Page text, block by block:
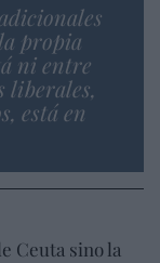
propia
ni entre
liberales,
está en
Ceuta sino la